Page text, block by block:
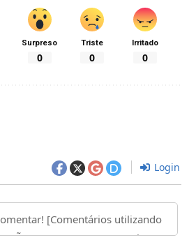
Surpreso
0
Triste
0
Irritado
0
Login